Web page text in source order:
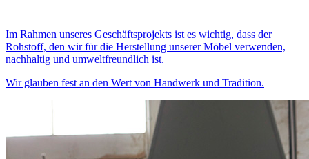
—
Im Rahmen unseres Geschäftsprojekts ist es wichtig, dass der
Rohstoff, den wir für die Herstellung unserer Möbel verwenden,
nachhaltig und umweltfreundlich ist.
Wir glauben fest an den Wert von Handwerk und Tradition.